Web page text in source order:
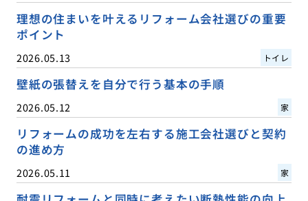
理想の住まいを叶えるリフォーム会社選びの重要
ポイント
2026.05.13 トイレ
壁紙の張替えを自分で行う基本の手順
2026.05.12 家
リフォームの成功を左右する施工会社選びと契約
の進め方
2026.05.11 家